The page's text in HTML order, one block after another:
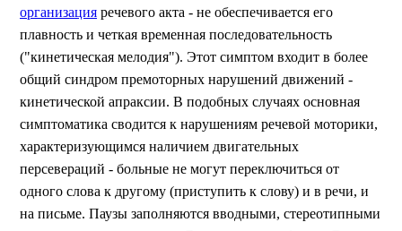
организация речевого акта - не обеспечивается его
плавность и четкая временная последовательность
("кинетическая мелодия"). Этот симптом входит в более
общий синдром премоторных нарушений движений -
кинетической апраксии. В подобных случаях основная
симптоматика сводится к нарушениям речевой моторики,
характеризующимся наличием двигательных
персевераций - больные не могут переключиться от
одного слова к другому (приступить к слову) и в речи, и
на письме. Паузы заполняются вводными, стереотипными